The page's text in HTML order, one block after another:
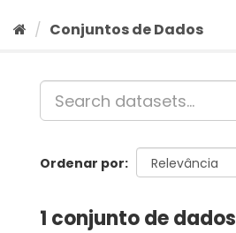
Conjuntos de Dados
Ordenar por
1 conjunto de dados